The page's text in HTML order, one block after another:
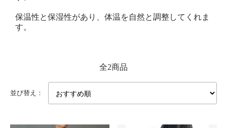
保温性と保湿性があり、体温を自然と調整してくれま
す。
全2商品
並び替え：